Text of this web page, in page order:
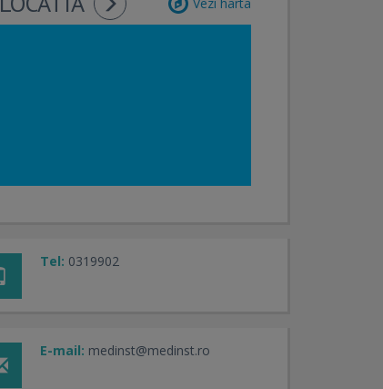
Tel: 0319902
E-mail: medinst@medinst.ro